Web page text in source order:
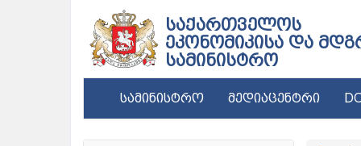
საქართველოს
ეკონომიკისა და
სამინისტრო
სამინისტრო მედიაცენტრი